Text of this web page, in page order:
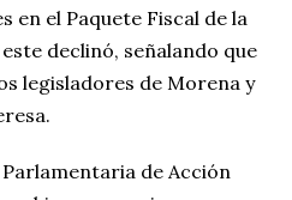
en el Paquete Fiscal de la
declinó, señalando que
legisladores de Morena y
de Acción